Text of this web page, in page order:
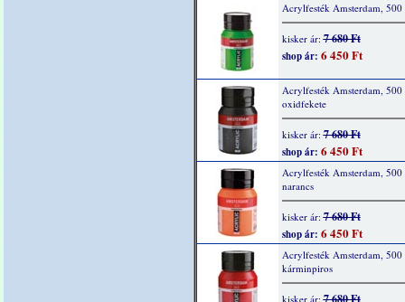
Acrylfesték Amsterdam,
kisker ár:7 680 Ft
shop ár: 6 450 Ft
Acrylfesték Amsterdam, 500
oxidfekete
kisker ár:7 680 Ft
shop ár: 6 450 Ft
Acrylfesték Amsterdam, 500
narancs
kisker ár:7 680 Ft
shop ár: 6 450 Ft
Acrylfesték Amsterdam, 500
kárminpiros
kisker ár:7 680 Ft